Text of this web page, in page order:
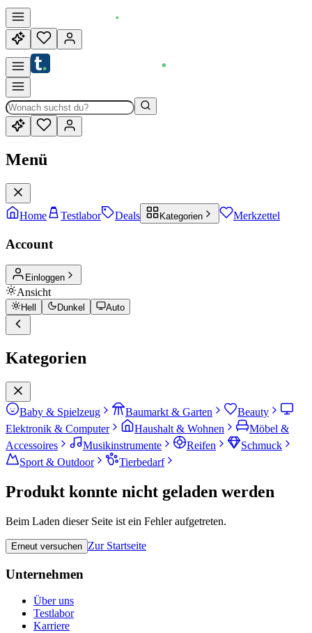
Menü
Home Testlabor Deals Kategorien Merkzettel
Account
Einloggen
Ansicht
Hell Dunkel Auto
Kategorien
Baby & Spielzeug Baumarkt & Garten
Beauty
Elektronik & Computer
Haushalt & Wohnen
Möbel &
Accessoires
Musikinstrumente Reifen
Schmuck
Sport & Outdoor
Tierbedarf
Produkt konnte nicht geladen werden
Beim Laden dieser Seite ist ein Fehler aufgetreten.
Erneut versuchen Zur Startseite
Unternehmen
Über uns
Testlabor
Karriere